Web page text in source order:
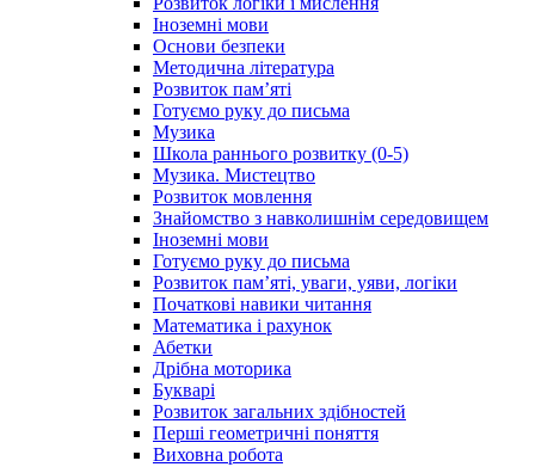
Іноземні мови
Основи безпеки
Методична література
Розвиток пам’яті
Готуємо руку до письма
Музика
Школа раннього розвитку (0-5)
Музика. Мистецтво
Розвиток мовлення
Знайомство з навколишнім середовищем
Іноземні мови
Готуємо руку до письма
Розвиток пам’яті, уваги, уяви, логіки
Початкові навики читання
Математика і рахунок
Абетки
Дрібна моторика
Букварі
Розвиток загальних здібностей
Перші геометричні поняття
Виховна робота